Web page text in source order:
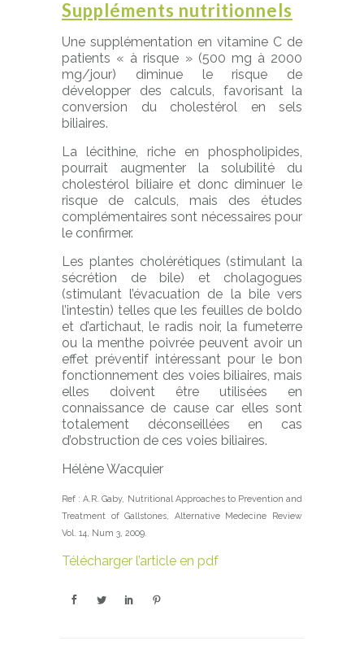
Suppléments nutritionnels
Une supplémentation en vitamine C de
patients « à risque » (500 mg à 2000
mg/jour) diminue le risque de
développer des calculs, favorisant la
conversion du cholestérol en sels
biliaires.
La lécithine, riche en phospholipides,
pourrait augmenter la solubilité du
cholestérol biliaire et donc diminuer le
risque de calculs, mais des études
complémentaires sont nécessaires pour
le confirmer.
Les plantes cholérétiques (stimulant la
sécrétion de bile) et cholagogues
(stimulant l’évacuation de la bile vers
l’intestin) telles que les feuilles de boldo
et d’artichaut, le radis noir, la fumeterre
ou la menthe poivrée peuvent avoir un
effet préventif intéressant pour le bon
fonctionnement des voies biliaires, mais
elles doivent être utilisées en
connaissance de cause car elles sont
totalement déconseillées en cas
d’obstruction de ces voies biliaires.
Hélène Wacquier
Ref : A.R. Gaby, Nutritional Approaches to Prevention and
Treatment of Gallstones, Alternative Medecine Review
Vol. 14, Num 3, 2009.
Télécharger l’article en pdf